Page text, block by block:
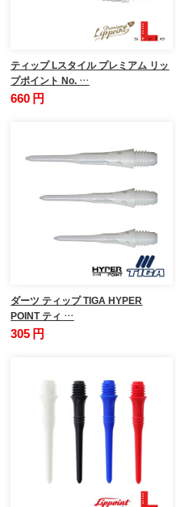
ティップ Lスタイル プレミアム リッ
プポイント No. …
660 円
ダーツ ティップ TIGA HYPER
POINT ティ …
305 円